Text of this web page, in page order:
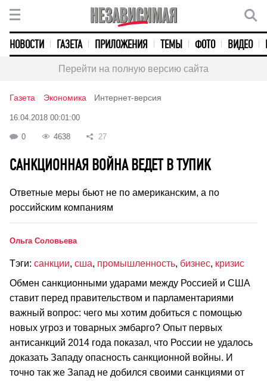
НОВОСТИ ГАЗЕТА ПРИЛОЖЕНИЯ ТЕМЫ ФОТО ВИДЕО
Перейти на полную версию сайта
Газета Экономика Интернет-версия
16.04.2018 00:01:00
0 4638 27
САНКЦИОННАЯ ВОЙНА ВЕДЕТ В ТУПИК
Ответные меры бьют не по американским, а по
российским компаниям
Ольга Соловьева
Тэги: санкции, сша, промышленность, бизнес, кризис
Обмен санкционными ударами между Россией и США
ставит перед правительством и парламентариями
важный вопрос: чего мы хотим добиться с помощью
новых угроз и товарных эмбарго? Опыт первых
антисанкций 2014 года показал, что России не удалось
доказать Западу опасность санкционной войны. И
точно так же Запад не добился своими санкциями от